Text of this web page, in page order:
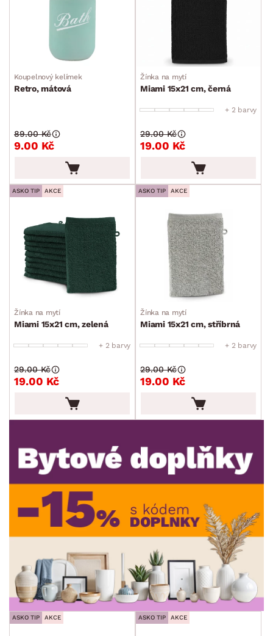
Osvětlení
Drobné bytové doplňky
Kuchyňské doplňky
Drobné odkládací přihrádky
Záchodové štětky
Ručníky, osušky a předložky
Doplňky k umyvadlu
Koše na prádlo
Kuchyňské příslušenství
Kancelářské příslušenství
Malířské potřeby
Ostatní bytové doplňky
Vánoce
Velikonoce
Sedací soupravy a pohovky
Sestavy a stěny
Drobný nábytek
Spotřebiče
ROZMĚRY
min. cm
MATERIÁL
Koupelnový kelímek
Retro, mátová
9.00 Kč
89.00 Kč
Žínka na mytí
Miami 15x21 cm, černá
+ 2 barvy
19.00 Kč
29.00 Kč
ASKO TIP AKCE
Žínka na mytí
Miami 15x21 cm, zelená
+ 2 barvy
19.00 Kč
29.00 Kč
ASKO TIP AKCE
Žínka na mytí
Miami 15x21 cm, stříbrná
+ 2 barvy
19.00 Kč
29.00 Kč
ASKO TIP AKCE ASKO TIP AKCE